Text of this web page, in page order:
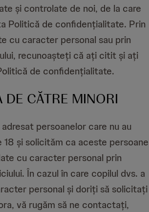
și controlate de noi, de la care
Politică de confidențialitate. Prin
cu caracter personal sau prin
recunoașteți că ați citit și ați
de confidențialitate.
DE CĂTRE MINORI
persoanelor care nu au
și solicităm ca aceste persoane
cu caracter personal prin
În cazul în care copilul dvs. a
personal și doriți să solicitați
vă rugăm să ne contactați,